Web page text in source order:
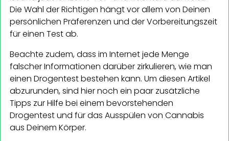
Die Wahl der Richtigen hängt vor allem von Deinen
persönlichen Präferenzen und der Vorbereitungszeit
für einen Test ab.
Beachte zudem, dass im Internet jede Menge
falscher Informationen darüber zirkulieren, wie man
einen Drogentest bestehen kann. Um diesen Artikel
abzurunden, sind hier noch ein paar zusätzliche
Tipps zur Hilfe bei einem bevorstehenden
Drogentest und für das Ausspülen von Cannabis
aus Deinem Körper.